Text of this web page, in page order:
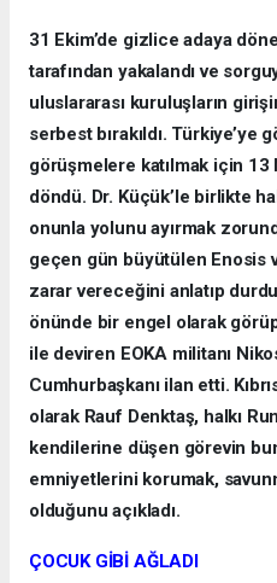
31 Ekim’de gizlice adaya
tarafından yakalandı ve
uluslararası kuruluşların
serbest bırakıldı. Türkiye’ye
görüşmelere katılmak için 13
döndü. Dr. Küçük’le birlikte
onunla yolunu ayırmak
geçen gün büyütülen Enosis
zarar vereceğini anlatıp
önünde bir engel olarak
ile deviren EOKA militanı
Cumhurbaşkanı ilan etti.
olarak Rauf Denktaş, halkı
kendilerine düşen görevin
emniyetlerini korumak,
olduğunu açıkladı.
ÇOCUK GİBİ AĞLADI